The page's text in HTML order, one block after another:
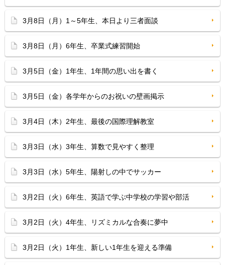
3月8日（月）1～5年生、本日より三者面談
3月8日（月）6年生、卒業式練習開始
3月5日（金）1年生、1年間の思い出を書く
3月5日（金）各学年からのお祝いの壁画掲示
3月4日（木）2年生、最後の国際理解教室
3月3日（水）3年生、算数で見やすく整理
3月3日（水）5年生、陽射しの中でサッカー
3月2日（火）6年生、英語で学ぶ中学校の学習や部活
3月2日（火）4年生、リズミカルな合奏に夢中
3月2日（火）1年生、新しい1年生を迎える準備